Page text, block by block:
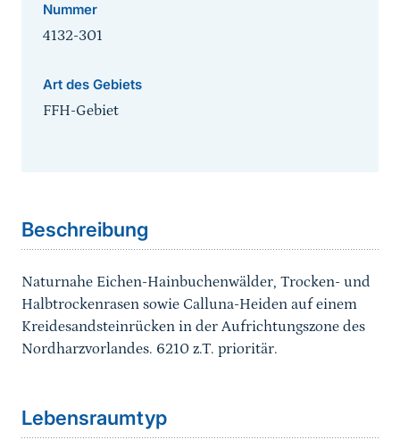
Nummer
4132-301
Art des Gebiets
FFH-Gebiet
Beschreibung
Naturnahe Eichen-Hainbuchenwälder, Trocken- und
Halbtrockenrasen sowie Calluna-Heiden auf einem
Kreidesandsteinrücken in der Aufrichtungszone des
Nordharzvorlandes. 6210 z.T. prioritär.
Lebensraumtyp